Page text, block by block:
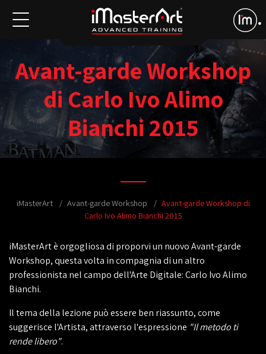
Avant-garde Workshop
di Carlo Ivo Alimo
Bianchi 2015
iMasterArt Avant-garde Workshop
Avant-garde Workshop di
Carlo Ivo Alimo Bianchi 2015
iMasterArt è orgogliosa di proporvi un nuovo Avant-garde
Workshop, questa volta in compagnia di un altro
professionista nel campo dell'Arte Digitale: Carlo Ivo Alimo
Bianchi.
Il tema della lezione può essere ben riassunto, come
suggerisce l'Artista, attraverso l'espressione "Il metodo ti
rende libero".